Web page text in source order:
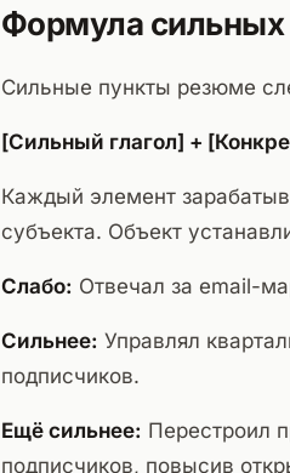
Формула сильных
Сильные пункты резюме
[Сильный глагол] +
Каждый элемент
субъекта. Объект
Слабо: Отвечал за email-
Сильнее: Управлял
подписчиков.
Ещё сильнее: Перестроил
подписчиков, повысив